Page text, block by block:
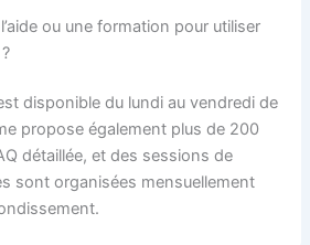
ou une formation pour utiliser
disponible du lundi au vendredi de
propose également plus de 200
détaillée, et des sessions de
sont organisées mensuellement